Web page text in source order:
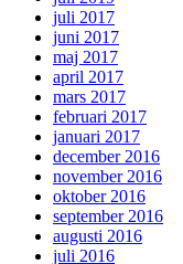
juli 2017
juni 2017
maj 2017
april 2017
mars 2017
februari 2017
januari 2017
december 2016
november 2016
oktober 2016
september 2016
augusti 2016
juli 2016